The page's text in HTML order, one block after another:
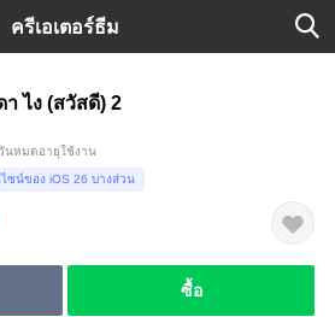
ครีเอเตอร์ธีม
า ไง (สวัสดี) 2
นหมดอายุใช้งาน
ไซน์ของ iOS 26 บางส่วน
ซื้อ